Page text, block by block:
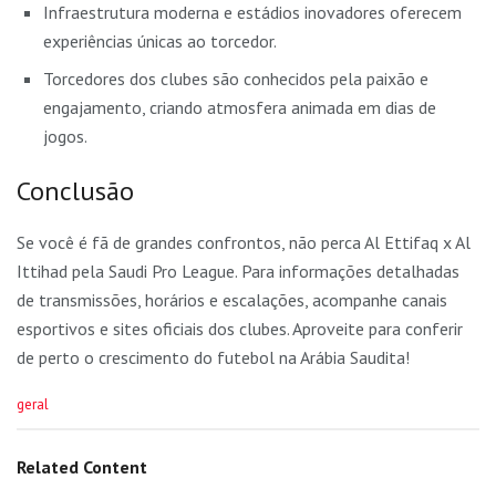
Infraestrutura moderna e estádios inovadores oferecem
experiências únicas ao torcedor.
Torcedores dos clubes são conhecidos pela paixão e
engajamento, criando atmosfera animada em dias de
jogos.
Conclusão
Se você é fã de grandes confrontos, não perca Al Ettifaq x Al
Ittihad pela Saudi Pro League. Para informações detalhadas
de transmissões, horários e escalações, acompanhe canais
esportivos e sites oficiais dos clubes. Aproveite para conferir
de perto o crescimento do futebol na Arábia Saudita!
C
e
geral
Related Content